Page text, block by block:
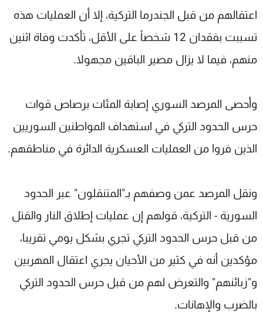
اعتقالهم من قبل الجندرما التركية، إلا أن العمليات هذه
تسببت بفقدان 12 شخصاً على الأقل، تأكدت وفاة اثنين
منهم، فيما لا يزال مصير الباقين مجهولا.
وأحصى المرصد السوري إصابة المئات برصاص قوات
حرس الحدود التركي في استهداف المواطنين السوريين
الذين فروا من العمليات العسكرية الدائرة في مناطقهم.
ونقل المرصد عمن وصفهم بـ"المتنقلون" عبر الحدود
السورية - التركية، قولهم إن عمليات إطلاق النار والقتل
من قبل حرس الحدود التركي تجري بشكل يومي تقريبا،
مؤكدين أنه في كثير من الأحيان يجري اعتقال المهربين
و"زبائنهم" والتعرض لهم من قبل حرس الحدود التركي
بالضرب والإهانات.